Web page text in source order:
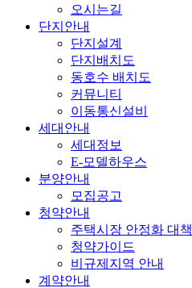
오시는길
단지안내
단지설계
단지배치도
동호수 배치도
커뮤니티
이동통신설비
세대안내
세대정보
E-모델하우스
분양안내
모집공고
청약안내
주택시장 안정화 대책
청약가이드
비규제지역 안내
계약안내